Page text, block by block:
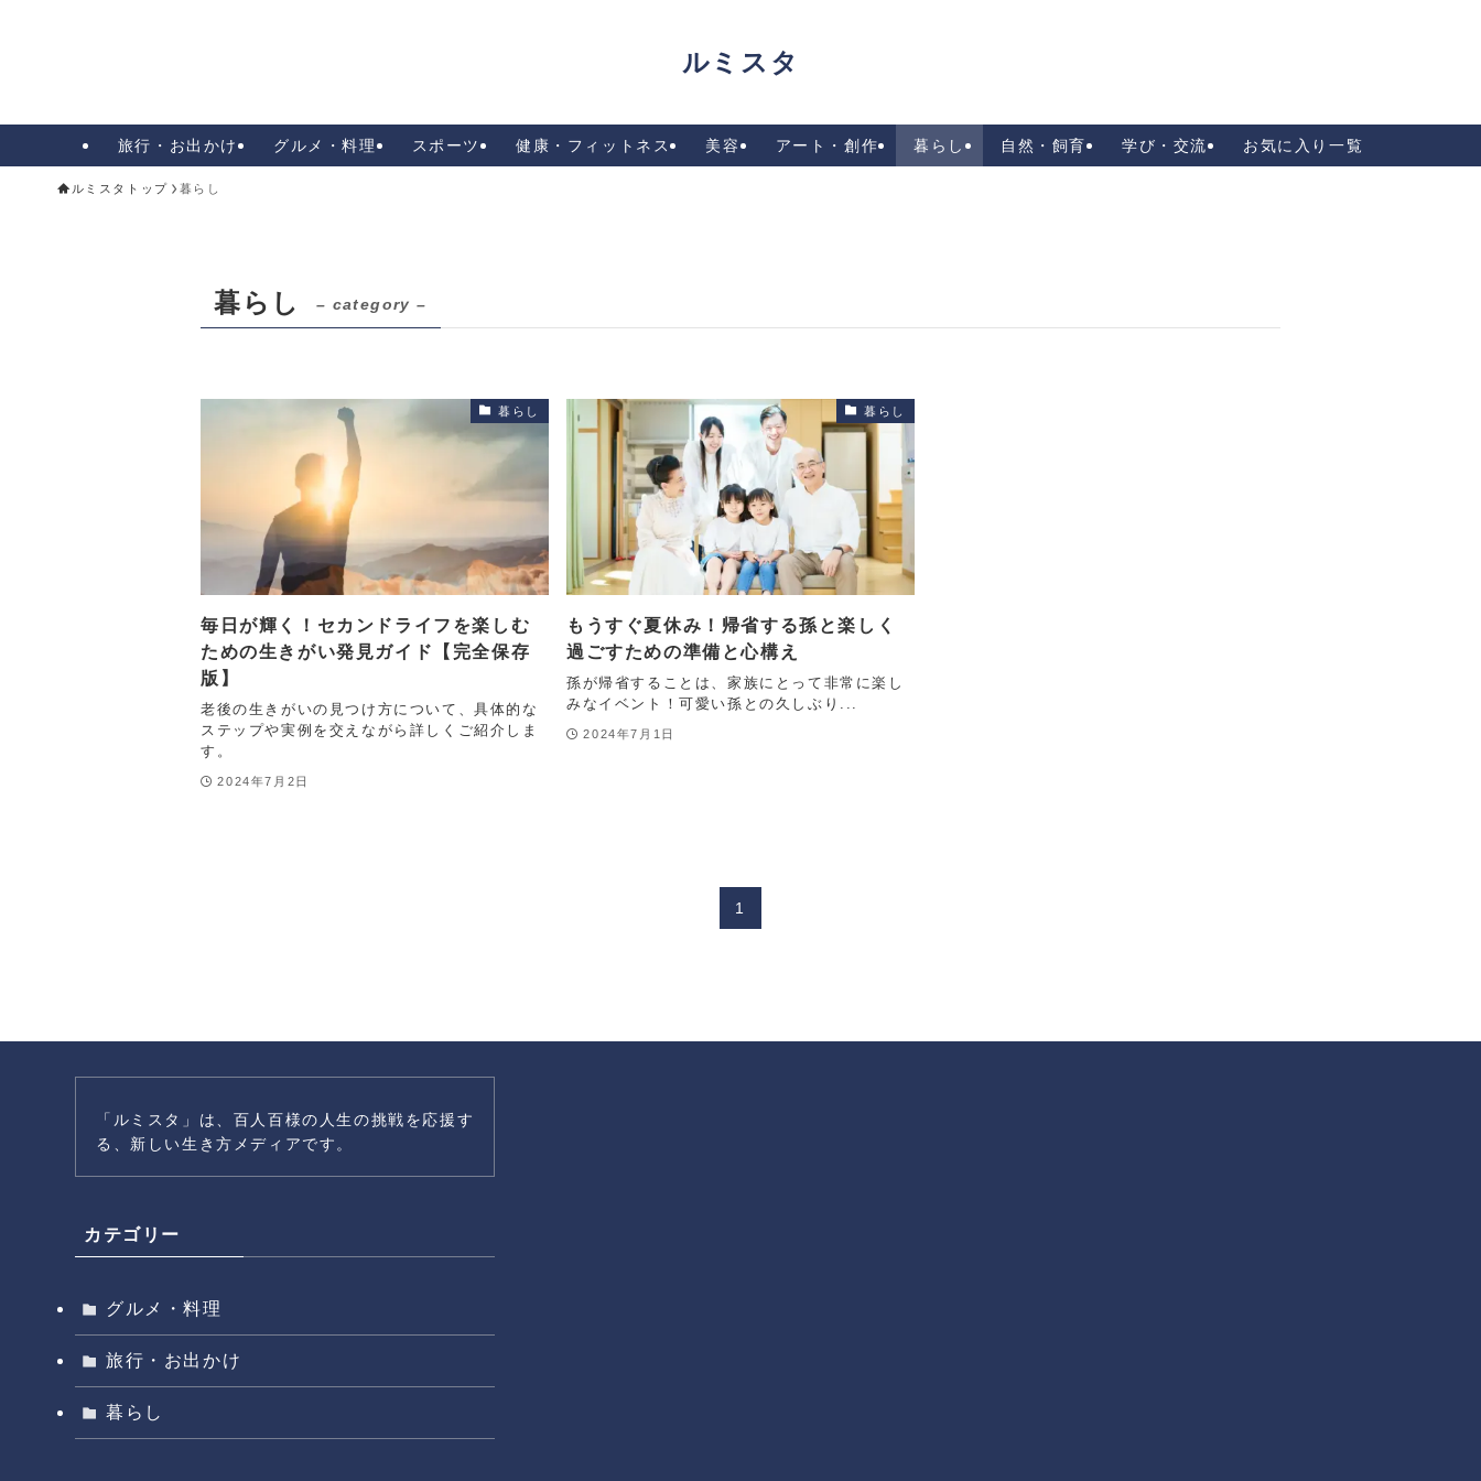
ルミスタ
旅行・お出かけ グルメ・料理 スポーツ 健康・フィットネス 美容 アート・創作 暮らし 自然・飼育 学び・交流 お気に入り一覧
ルミスタトップ 暮らし
暮らし – category –
暮らし
毎日が輝く！セカンドライフを楽しむ
ための生きがい発見ガイド【完全保存
版】
老後の生きがいの見つけ方について、具体的な
ステップや実例を交えながら詳しくご紹介しま
す。
2024年7月2日
暮らし
もうすぐ夏休み！帰省する孫と楽しく
過ごすための準備と心構え
孫が帰省することは、家族にとって非常に楽し
みなイベント！可愛い孫との久しぶり...
2024年7月1日
1
「ルミスタ」は、百人百様の人生の挑戦を応援す
る、新しい生き方メディアです。
カテゴリー
グルメ・料理
旅行・お出かけ
暮らし